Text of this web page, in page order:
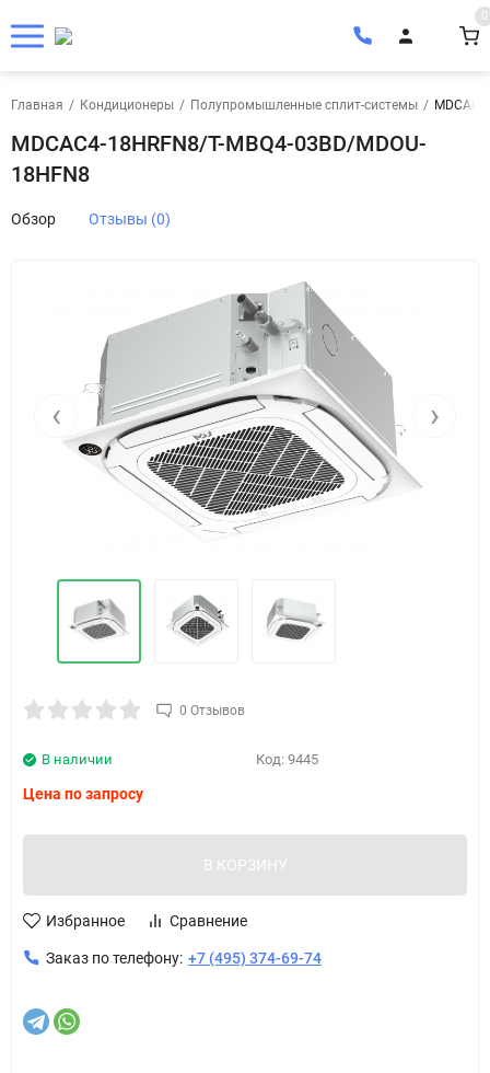
0
Главная / Кондиционеры / Полупромышленные сплит-системы /
MDCAС4-18HRFN8/T-MBQ4-03BD/MDOU-
18HFN8
Обзор Отзывы (0)
‹ ›
0 Отзывов
Код: 9445
В наличии
Цена по запросу
В КОРЗИНУ
Избранное Сравнение
Заказ по телефону: +7 (495) 374-69-74